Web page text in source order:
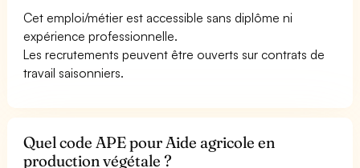
Cet emploi/métier est accessible sans diplôme ni
expérience professionnelle.
Les recrutements peuvent être ouverts sur contrats de
travail saisonniers.
Quel code APE pour Aide agricole en
production végétale ?